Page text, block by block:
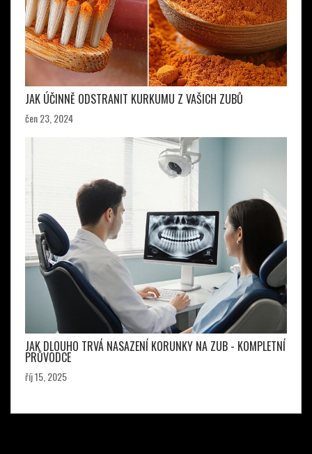
JAK ÚČINNĚ ODSTRANIT KURKUMU Z VAŠICH ZUBŮ
čen 23, 2024
JAK DLOUHO TRVÁ NASAZENÍ KORUNKY NA ZUB - KOMPLETNÍ
PRŮVODCE
říj 15, 2025